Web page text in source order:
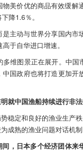
美价优的商品有效缓
降1.6％。
主动与世界分享国内
于自华进口增速。
多维图景正在展开。中
国政府也将打造更加
就中国渔船持续进行非
稳定和良好的渔业生产
成熟的渔业问题对话机
，日本多个经济团体